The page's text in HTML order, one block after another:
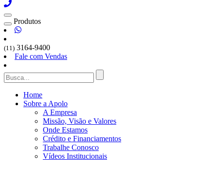
Produtos
(11) 3164-9400
Fale com Vendas
Home
Sobre a Apolo
A Empresa
Missão, Visão e Valores
Onde Estamos
Crédito e Financiamentos
Trabalhe Conosco
Vídeos Institucionais